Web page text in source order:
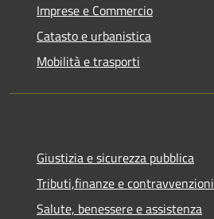
Imprese e Commercio
Catasto e urbanistica
Mobilità e trasporti
Giustizia e sicurezza pubblica
Tributi,finanze e contravvenzioni
Salute, benessere e assistenza